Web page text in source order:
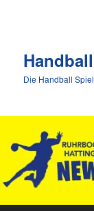
Die Handball